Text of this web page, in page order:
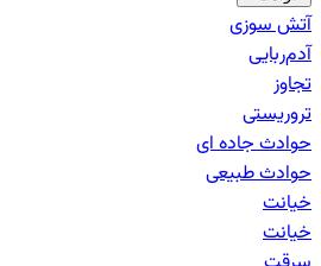
آتش سوزی
آدم‌ربایی
تجاوز
تروریستی
حوادث جاده ای
حوادث طبیعی
خيانت
خیانت